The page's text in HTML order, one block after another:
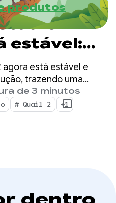
produtos
estável:
tarefas
de IA do
agora está estável e
trazendo uma
de desenvolvimento
de agentes
de vazamento de
de 3 minutos
# Quail 2 +1